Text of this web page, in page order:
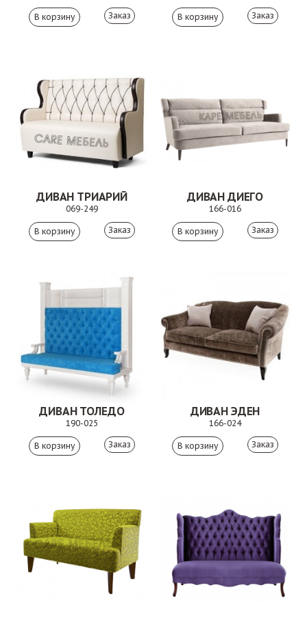
Заказ Заказ
ДИВАН ТРИАРИЙ
069-249
Заказ
ДИВАН ДИЕГО
166-016
Заказ
ДИВАН ТОЛЕДО
190-025
Заказ
ДИВАН ЭДЕН
166-024
Заказ